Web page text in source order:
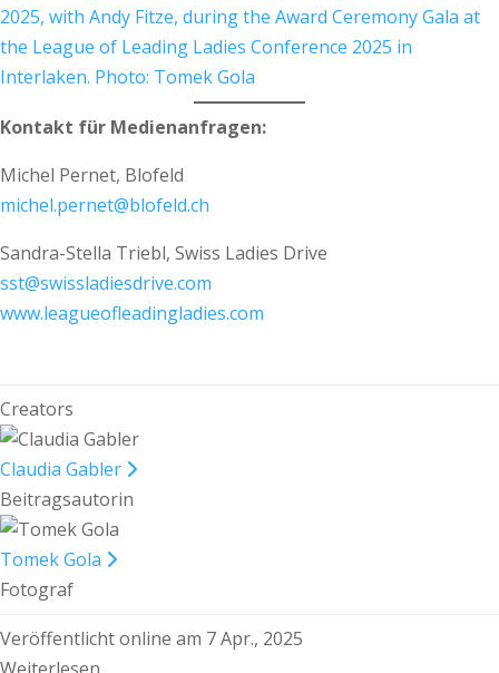
2025, with Andy Fitze, during the Award Ceremony Gala at
the League of Leading Ladies Conference 2025 in
Interlaken. Photo: Tomek Gola
Kontakt für Medienanfragen:
Michel Pernet, Blofeld
michel.pernet@blofeld.ch
Sandra-Stella Triebl, Swiss Ladies Drive
sst@swissladiesdrive.com
www.leagueofleadingladies.com
Creators
Claudia Gabler
Beitragsautorin
Tomek Gola
Fotograf
Veröffentlicht online am 7 Apr., 2025